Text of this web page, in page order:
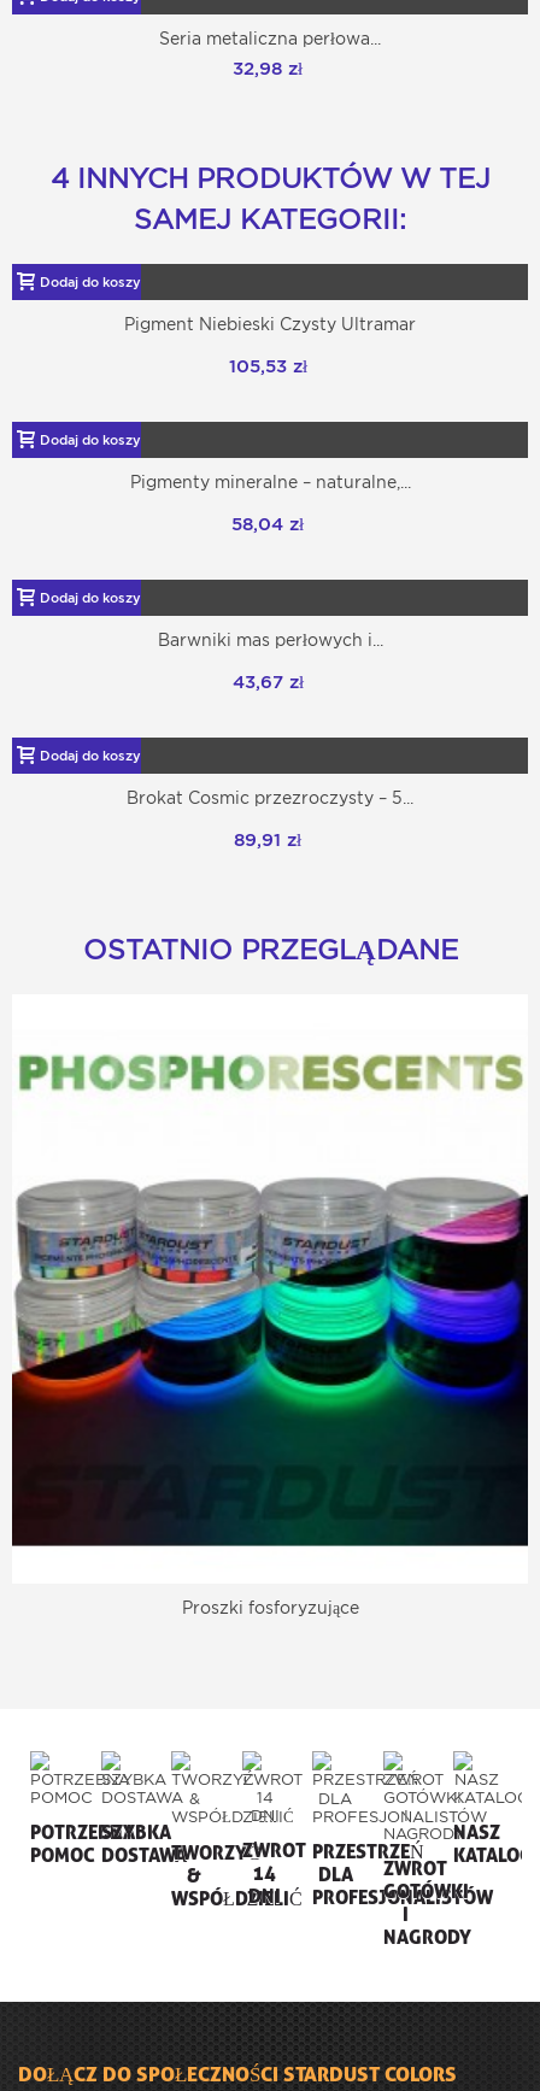
Seria metaliczna perłowa...
32,98 zł
4 INNYCH PRODUKTÓW W TEJ
SAMEJ KATEGORII:
Dodaj do koszyka
Pigment Niebieski Czysty Ultramar
105,53 zł
Dodaj do koszyka
Pigmenty mineralne – naturalne,...
58,04 zł
Dodaj do koszyka
Barwniki mas perłowych i...
43,67 zł
Dodaj do koszyka
Brokat Cosmic przezroczysty – 5...
89,91 zł
OSTATNIO PRZEGLĄDANE
Proszki fosforyzujące
POTRZEBNA
POMOC
SZYBKA
DOSTAWATWORZYĆ
&
WSPÓŁDZIELIĆ
ZWROT
14
DNI
PRZESTRZEŃ
DLA
PROFESJONALISTÓW
ZWROT
GOTÓWKI
I
NAGRODY
NASZ
KATALOG
DOŁĄCZ DO SPOŁECZNOŚCI STARDUST COLORS